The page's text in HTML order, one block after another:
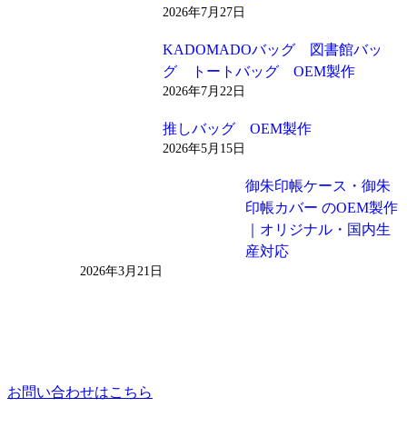
2026年7月27日
KADOMADOバッグ 図書館バッ
グ トートバッグ OEM製作
2026年7月22日
推しバッグ OEM製作
2026年5月15日
御朱印帳ケース・御朱
印帳カバー のOEM製作
｜オリジナル・国内生
産対応
2026年3月21日
お問い合わせはこちら